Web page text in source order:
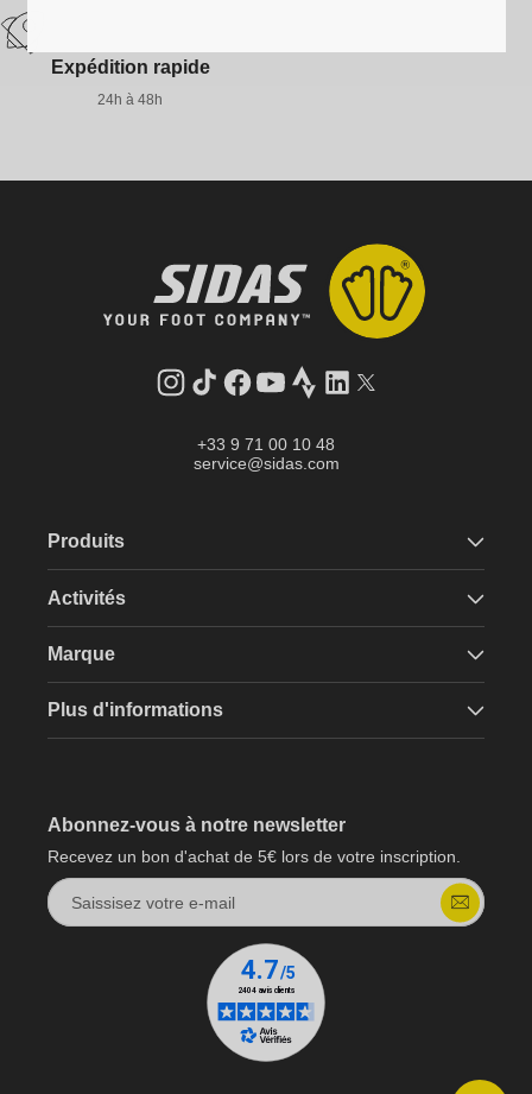
Expédition rapide
24h à 48h
Instagram
Tik
Facebook
YouTube
StravaLinkedInTwitter
+33 9 71 00 10 48
service@sidas.com
Produits
Activités
Marque
Plus d'informations
Abonnez-vous à notre newsletter
Recevez un bon d'achat de 5€ lors de votre inscription.
Saissisez votre e-mail